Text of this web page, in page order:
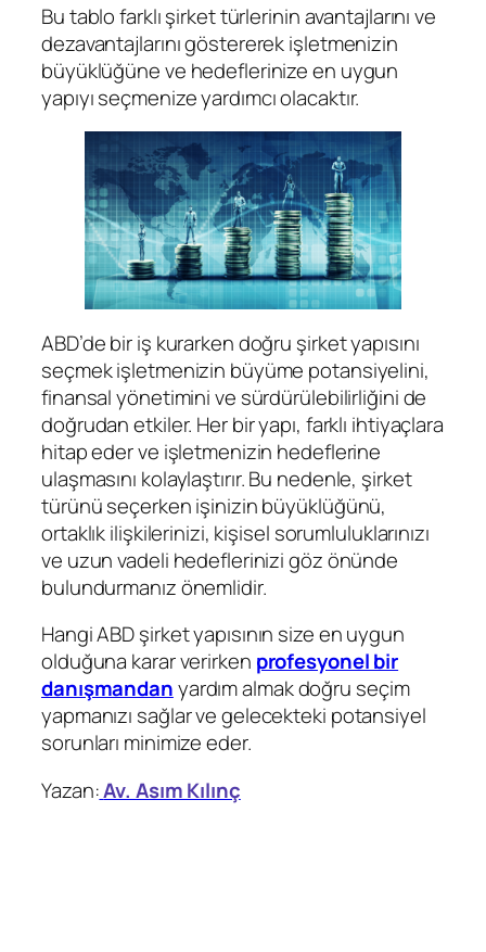
Bu tablo farklı şirket türlerinin avantajlarını ve
dezavantajlarını göstererek işletmenizin
büyüklüğüne ve hedeflerinize en uygun
yapıyı seçmenize yardımcı olacaktır.
ABD’de bir iş kurarken doğru şirket yapısını
seçmek işletmenizin büyüme potansiyelini,
finansal yönetimini ve sürdürülebilirliğini de
doğrudan etkiler. Her bir yapı, farklı ihtiyaçlara
hitap eder ve işletmenizin hedeflerine
ulaşmasını kolaylaştırır. Bu nedenle, şirket
türünü seçerken işinizin büyüklüğünü,
ortaklık ilişkilerinizi, kişisel sorumluluklarınızı
ve uzun vadeli hedeflerinizi göz önünde
bulundurmanız önemlidir.
Hangi ABD şirket yapısının size en uygun
olduğuna karar verirken profesyonel bir
danışmandanyardım almak doğru seçim
yapmanızı sağlar ve gelecekteki potansiyel
sorunları minimize eder.
Yazan:Av. Asım Kılınç